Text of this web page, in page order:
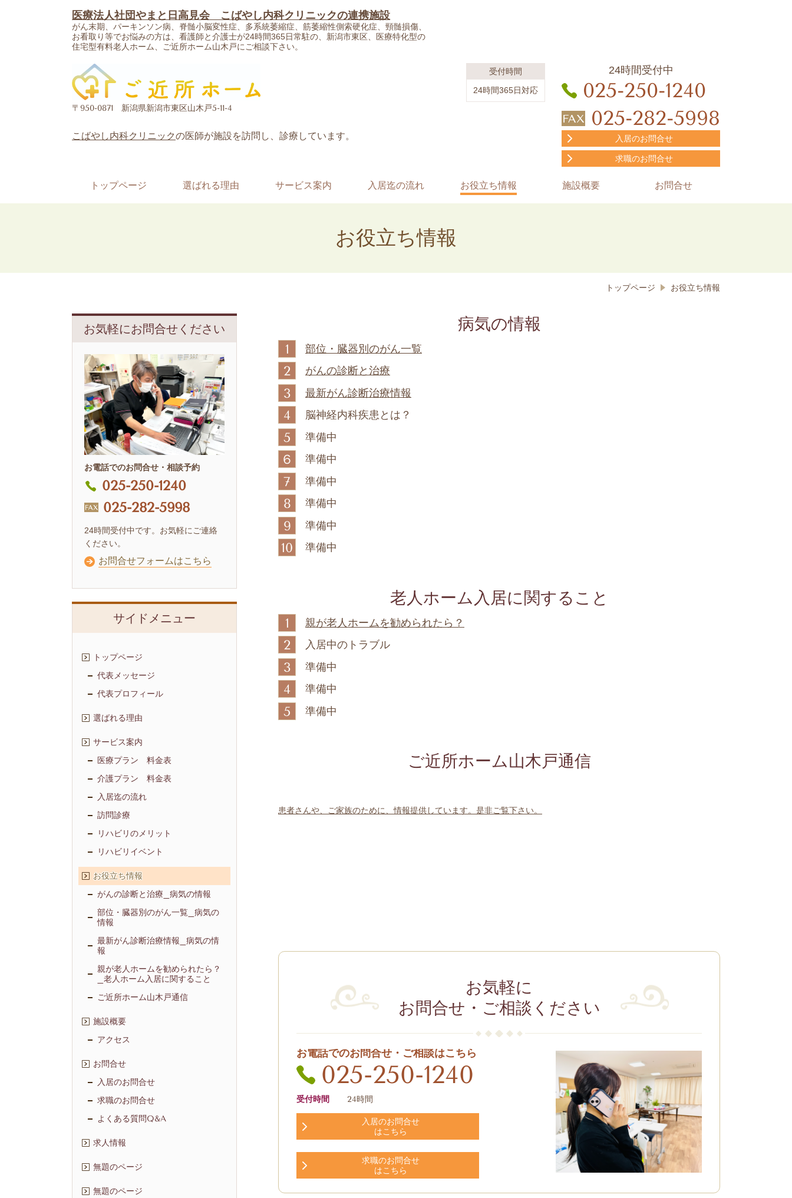
医療法人社団やまと日高見会 こばやし内科クリニックの連携施設
がん末期、パーキンソン病、脊髄小脳変性症、多系統萎縮症、筋萎縮性側索硬化症、頸髄損傷、
お看取り等でお悩みの方は、看護師と介護士が24時間365日常駐の、新潟市東区、医療特化型の
住宅型有料老人ホーム、ご近所ホーム山木戸にご相談下さい。
〒950-0871 新潟県新潟市東区山木戸5-11-4
こばやし内科クリニックの医師が施設を訪問し、診療しています。
受付時間
24時間365日対応
24時間受付中
025-250-1240
025-282-5998
入居のお問合せ
求職のお問合せ
トップページ 選ばれる理由 サービス案内 入居迄の流れ お役立ち情報 施設概要 お問合せ
お役立ち情報
トップページ お役立ち情報
病気の情報
1 部位・臓器別のがん一覧
2 がんの診断と治療
3 最新がん診断治療情報
4 脳神経内科疾患とは？
5 準備中
６ 準備中
7 準備中
8 準備中
9 準備中
10 準備中
老人ホーム入居に関すること
1 親が老人ホームを勧められたら？
2 入居中のトラブル
3 準備中
4 準備中
5 準備中
ご近所ホーム山木戸通信
患者さんや、ご家族のために、情報提供しています。是非ご覧下さい。
お気軽に
お問合せ・ご相談ください
お電話でのお問合せ・ご相談はこちら
025-250-1240
受付時間 24時間
入居のお問合せ
はこちら
求職のお問合せ
はこちら
お気軽にお問合せください
お電話でのお問合せ・相談予約
025-250-1240
025-282-5998
24時間受付中です。お気軽にご連絡
ください。
お問合せフォームはこちら
サイドメニュー
トップページ
代表メッセージ
代表プロフィール
選ばれる理由
サービス案内
医療プラン 料金表
介護プラン 料金表
入居迄の流れ
訪問診療
リハビリのメリット
リハビリイベント
お役立ち情報
がんの診断と治療_病気の情報
部位・臓器別のがん一覧_病気の
情報
最新がん診断治療情報_病気の情
報
親が老人ホームを勧められたら？
_老人ホーム入居に関すること
ご近所ホーム山木戸通信
施設概要
アクセス
お問合せ
入居のお問合せ
求職のお問合せ
よくある質問Q&A
求人情報
無題のページ
無題のページ